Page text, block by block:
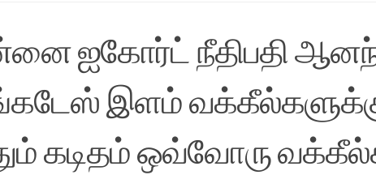
ஐகோர்ட் நீதிபதி
இளம்
கடிதம் ஒவ்வோரு